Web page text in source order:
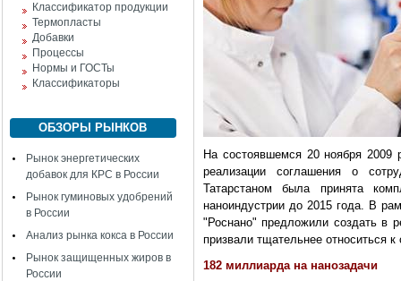
Классификатор продукции
Термопласты
Добавки
Процессы
Нормы и ГОСТы
Классификаторы
ОБЗОРЫ РЫНКОВ
Рынок энергетических
добавок для КРС в России
Рынок гуминовых удобрений
в России
Анализ рынка кокса в России
Рынок защищенных жиров в
России
На состоявшемся 20 ноября 2009
реализации соглашения о
Татарстаном была принята
наноиндустрии до 2015 года. В
"Роснано" предложили создать в
призвали тщательнее относиться
182 миллиарда на нанозадачи